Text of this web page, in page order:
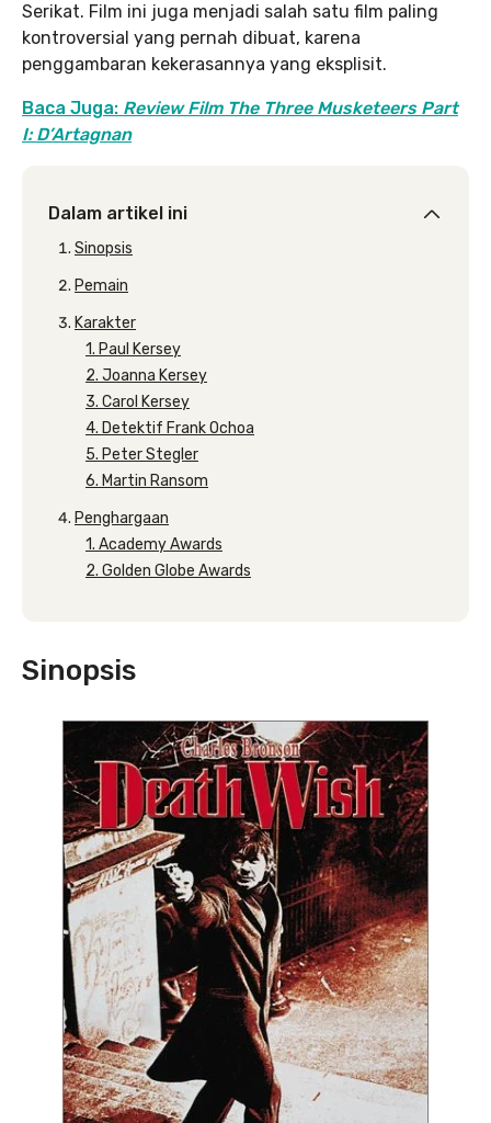
Serikat. Film ini juga menjadi salah satu film paling
kontroversial yang pernah dibuat, karena
penggambaran kekerasannya yang eksplisit.
Baca Juga: Review Film The Three Musketeers Part
I: D’Artagnan
Dalam artikel ini
Sinopsis
Pemain
Karakter
1. Paul Kersey
2. Joanna Kersey
3. Carol Kersey
4. Detektif Frank Ochoa
5. Peter Stegler
6. Martin Ransom
Penghargaan
1. Academy Awards
2. Golden Globe Awards
Sinopsis